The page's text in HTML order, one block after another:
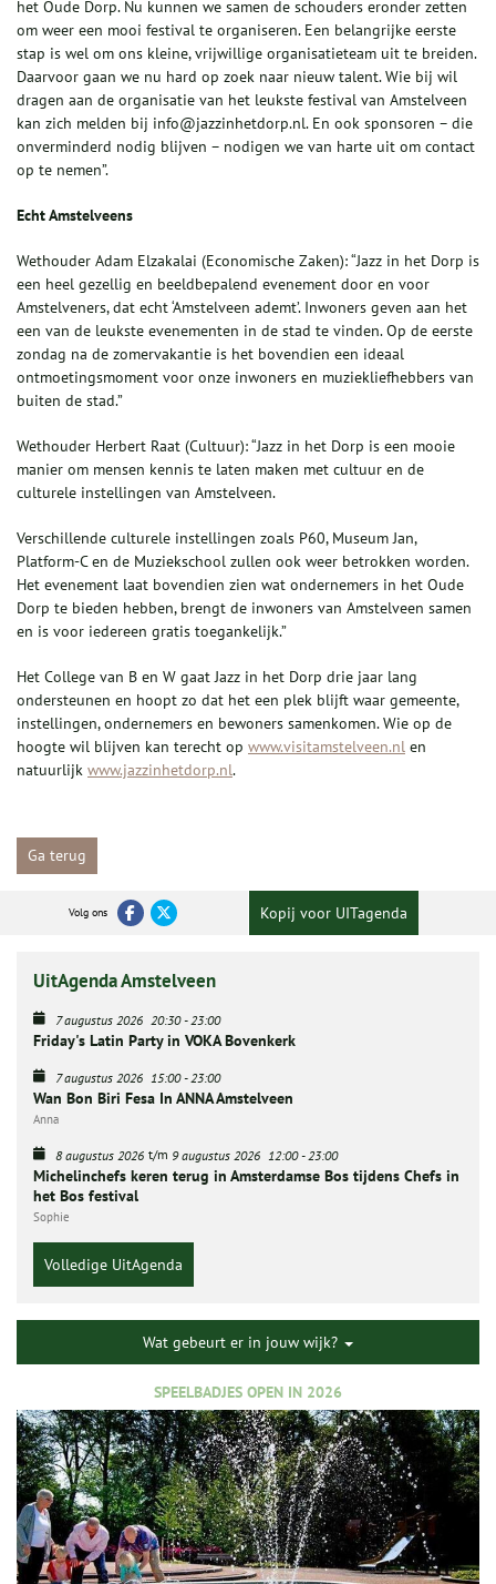
het Oude Dorp. Nu kunnen we samen de schouders eronder zetten
om weer een mooi festival te organiseren. Een belangrijke eerste
stap is wel om ons kleine, vrijwillige organisatieteam uit te breiden.
Daarvoor gaan we nu hard op zoek naar nieuw talent. Wie bij wil
dragen aan de organisatie van het leukste festival van Amstelveen
kan zich melden bij info@jazzinhetdorp.nl. En ook sponsoren – die
onverminderd nodig blijven – nodigen we van harte uit om contact
op te nemen”.
Echt Amstelveens
Wethouder Adam Elzakalai (Economische Zaken): “Jazz in het Dorp is
een heel gezellig en beeldbepalend evenement door en voor
Amstelveners, dat echt ‘Amstelveen ademt’. Inwoners geven aan het
een van de leukste evenementen in de stad te vinden. Op de eerste
zondag na de zomervakantie is het bovendien een ideaal
ontmoetingsmoment voor onze inwoners en muziekliefhebbers van
buiten de stad.”
Wethouder Herbert Raat (Cultuur): “Jazz in het Dorp is een mooie
manier om mensen kennis te laten maken met cultuur en de
culturele instellingen van Amstelveen.
Verschillende culturele instellingen zoals P60, Museum Jan,
Platform-C en de Muziekschool zullen ook weer betrokken worden.
Het evenement laat bovendien zien wat ondernemers in het Oude
Dorp te bieden hebben, brengt de inwoners van Amstelveen samen
en is voor iedereen gratis toegankelijk.”
Het College van B en W gaat Jazz in het Dorp drie jaar lang
ondersteunen en hoopt zo dat het een plek blijft waar gemeente,
instellingen, ondernemers en bewoners samenkomen. Wie op de
hoogte wil blijven kan terecht op www.visitamstelveen.nl en
natuurlijk www.jazzinhetdorp.nl.
Ga terug
Volg ons Kopij voor UITagenda
UitAgenda Amstelveen
7 augustus 2026 20:30-23:00
Friday's Latin Party in VOKA Bovenkerk
7 augustus 2026 15:00-23:00
Wan Bon Biri Fesa In ANNA Amstelveen
Anna
8 augustus 2026 t/m 9 augustus 2026 12:00-23:00
Michelinchefs keren terug in Amsterdamse Bos tijdens Chefs in
het Bos festival
Sophie
Volledige UitAgenda
Wat gebeurt er in jouw wijk?
SPEELBADJES OPEN IN 2026